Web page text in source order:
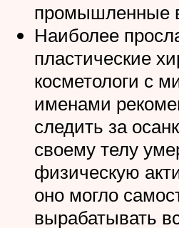
промышленные
Наиболее
пластические
косметологи с
именами
следить за
своему телу
физическую
оно могло
вырабатывать